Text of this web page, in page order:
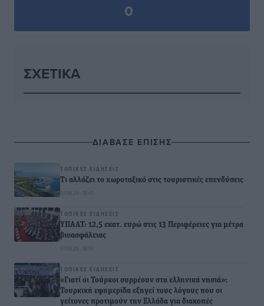
0
ΣΧΕΤΙΚΆ
ΔΙΑΒΑΣΕ ΕΠΙΣΗΣ
ΤΟΠΙΚΈΣ ΕΙΔΉΣΕΙΣ
Τι αλλάζει το χωροταξικό στις τουριστικές επενδύσεις
07.08.26 · 18:41
ΤΟΠΙΚΈΣ ΕΙΔΉΣΕΙΣ
ΥΠΑΑΤ: 12,5 εκατ. ευρώ στις 13 Περιφέρειες για μέτρα
βιοασφάλειας
07.08.26 · 18:19
ΤΟΠΙΚΈΣ ΕΙΔΉΣΕΙΣ
«Γιατί οι Τούρκοι συρρέουν στα ελληνικά νησιά»:
Τουρκική εφημερίδα εξηγεί τους λόγους που οι
γείτονες προτιμούν την Ελλάδα για διακοπές